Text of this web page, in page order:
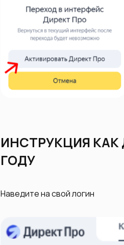
ИНСТРУКЦИЯ КАК
ГОДУ
Наведите на свой логин